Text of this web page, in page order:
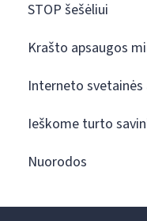
STOP šešėliui
Krašto apsaugos
Interneto
Ieškome turto
Nuorodos